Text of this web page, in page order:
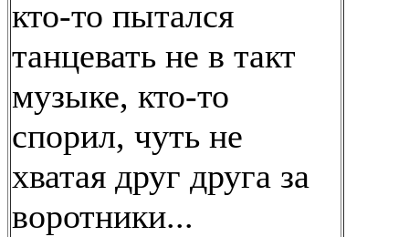
кто-то пытался
танцевать не в такт
музыке, кто-то
спорил, чуть не
хватая друг друга за
воротники...